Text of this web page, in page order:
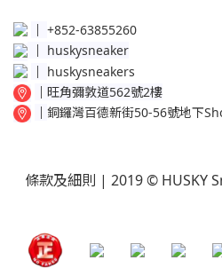
│ +852-63855260
huskysneaker
│ huskysneakers
│ 旺角彌敦道562號2樓
│ 銅鑼灣百德新街50-56號地下
條款及細則 | 2019 © HUSKY